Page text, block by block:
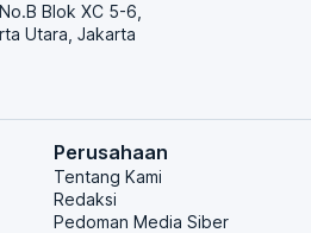
Blok XC 5-6,
Utara, Jakarta
Perusahaan
Tentang Kami
Redaksi
Pedoman Media Siber